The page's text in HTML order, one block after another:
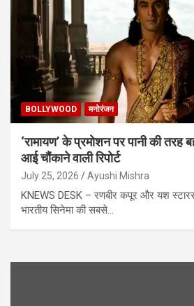
BOLLYWOOD मनोरंजन
‘रामायण’ के प्रमोशन पर पानी की तरह
आई चौंकाने वाली रिपोर्ट
July 25, 2026 Ayushi Mishra
KNEWS DESK – रणबीर कपूर और यश स्टारर
भारतीय सिनेमा की सबसे…